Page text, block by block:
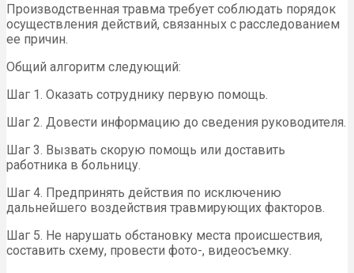
Производственная травма требует соблюдать порядок
осуществления действий, связанных с расследованием
ее причин.
Общий алгоритм следующий:
Шаг 1. Оказать сотруднику первую помощь.
Шаг 2. Довести информацию до сведения руководителя.
Шаг 3. Вызвать скорую помощь или доставить
работника в больницу.
Шаг 4. Предпринять действия по исключению
дальнейшего воздействия травмирующих факторов.
Шаг 5. Не нарушать обстановку места происшествия,
составить схему, провести фото-, видеосъемку.